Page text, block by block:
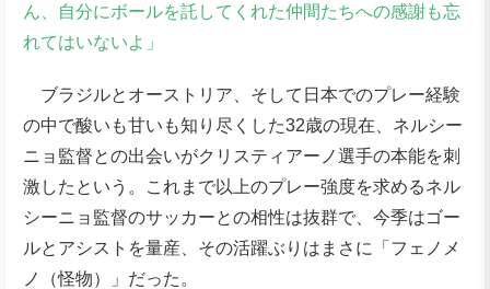
ん、自分にボールを託してくれた仲間たちへの感謝も忘
れてはいないよ」
ブラジルとオーストリア、そして日本でのプレー経験
の中で酸いも甘いも知り尽くした32歳の現在、ネルシー
ニョ監督との出会いがクリスティアーノ選手の本能を刺
激したという。これまで以上のプレー強度を求めるネル
シーニョ監督のサッカーとの相性は抜群で、今季はゴー
ルとアシストを量産、その活躍ぶりはまさに「フェノメ
ノ（怪物）」だった。